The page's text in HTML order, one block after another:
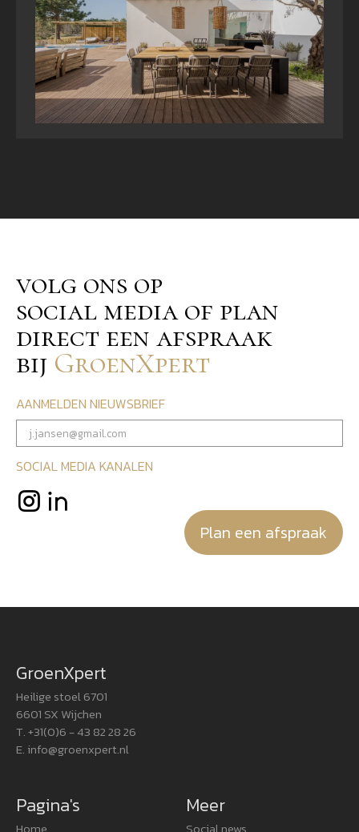
volg ons op
social media of plan
direct een afspraak
bij GroenXpert
AANMELDEN NIEUWSBRIEF
SOCIAL MEDIA KANALEN
Plan een afspraak
GroenXpert
Heilige stoel 6701
6601 SX Wijchen
T. +31(0)6 - 43 82 28 26
E. info@groenxpert.nl
Pagina's Meer